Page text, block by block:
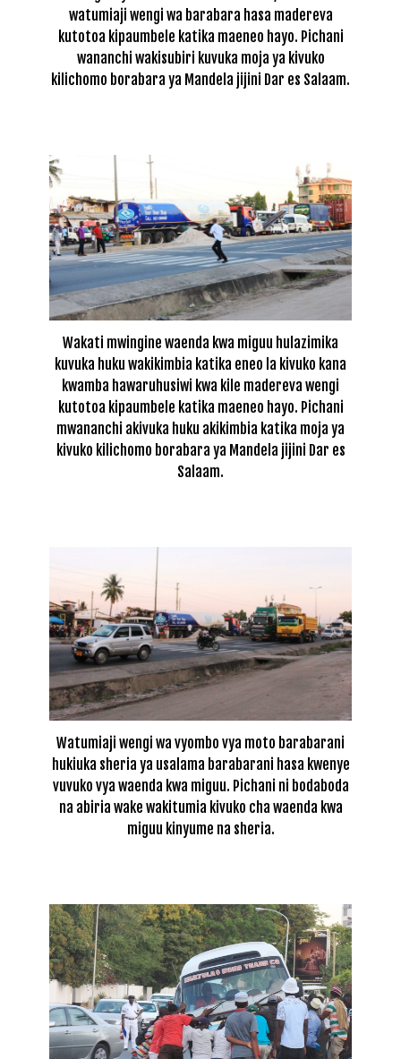
watumiaji wengi wa barabara hasa madereva
kutotoa kipaumbele katika maeneo hayo. Pichani
wananchi wakisubiri kuvuka moja ya kivuko
kilichomo borabara ya Mandela jijini Dar es Salaam.
Wakati mwingine waenda kwa miguu hulazimika
kuvuka huku wakikimbia katika eneo la kivuko kana
kwamba hawaruhusiwi kwa kile madereva wengi
kutotoa kipaumbele katika maeneo hayo. Pichani
mwananchi akivuka huku akikimbia katika moja ya
kivuko kilichomo borabara ya Mandela jijini Dar es
Salaam.
Watumiaji wengi wa vyombo vya moto barabarani
hukiuka sheria ya usalama barabarani hasa kwenye
vuvuko vya waenda kwa miguu. Pichani ni bodaboda
na abiria wake wakitumia kivuko cha waenda kwa
miguu kinyume na sheria.